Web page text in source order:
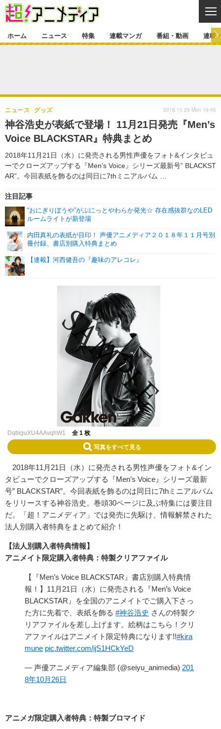
ゲーム・アプリ マンガ
グッズ
声優 コスプレ
舞台 新帝スタ
特集一覧 カバー
ラキりす
連載マンガ
連載マンガ一覧 連載一覧
番組・動画
番組・動画一覧
動画
連載・ブログ
連載・ブログ一覧 コラム
編集部ブログ・お知らせ
ホーム ニュース 特集 連載マンガ 番組・動画 連載
神谷浩史が表紙で登場！ 11月21日発売『Men’s
Voice BLACKSTAR』特典まとめ
2018年11月21日（水）に発売される男性声優をフォト&インタビュ
ーでクローズアップする『Men’s Voice』シリーズ最新号” BLACKST
AR”。今回表紙を飾るのは同日に7thミニアルバム …
ニュース グッズ
注目記事
“おにぎりぼうや”がぷにっとやわらか発光☆ 存在感抜群なのLED
ルームライトが新登場
内田真礼の表紙が目印！ 声優アニメディア２０１８年１１月号別
冊付録、書店別購入特典まとめ
【連載】河西健吾の『趣味のアレコレ』
2018.10.29 Mon 19:45
DqbiguXU4AAvqhW1 全 1 枚
写真をすべて見る
2018年11月21日（水）に発売される男性声優をフォト&イン
タビューでクローズアップする『Men’s Voice』シリーズ最新
号” BLACKSTAR”。今回表紙を飾るのは同日に7thミニアルバム
をリリースする神谷浩史。巻頭30ページに及ぶ特集には要注目
だ。「超！アニメディア」では発売に先駆け、情報解禁された
法人別購入者特典をまとめて紹介！
【法人別購入者特典情報】
アニメイト限定購入者特典：特製クリアファイル
【『Men’s Voice BLACKSTAR』書店別購入特典情
報！】11月21日（水）に発売される『Men’s Voice
BLACKSTAR』を全国のアニメイトでご購入下さっ
た方に先着で、表紙を飾る #神谷浩史 さんの特製ク
リアファイルを差し上げます。絵柄はこちら！クリ
アファイルはアニメイト限定特典になります!!#kira
mune pic.twitter.com/ijS1HCkYeD
— 声優アニメディア編集部 (@seiyu_animedia) 201
8年10月26日
アニメガ限定購入者特典：特製ブロマイド